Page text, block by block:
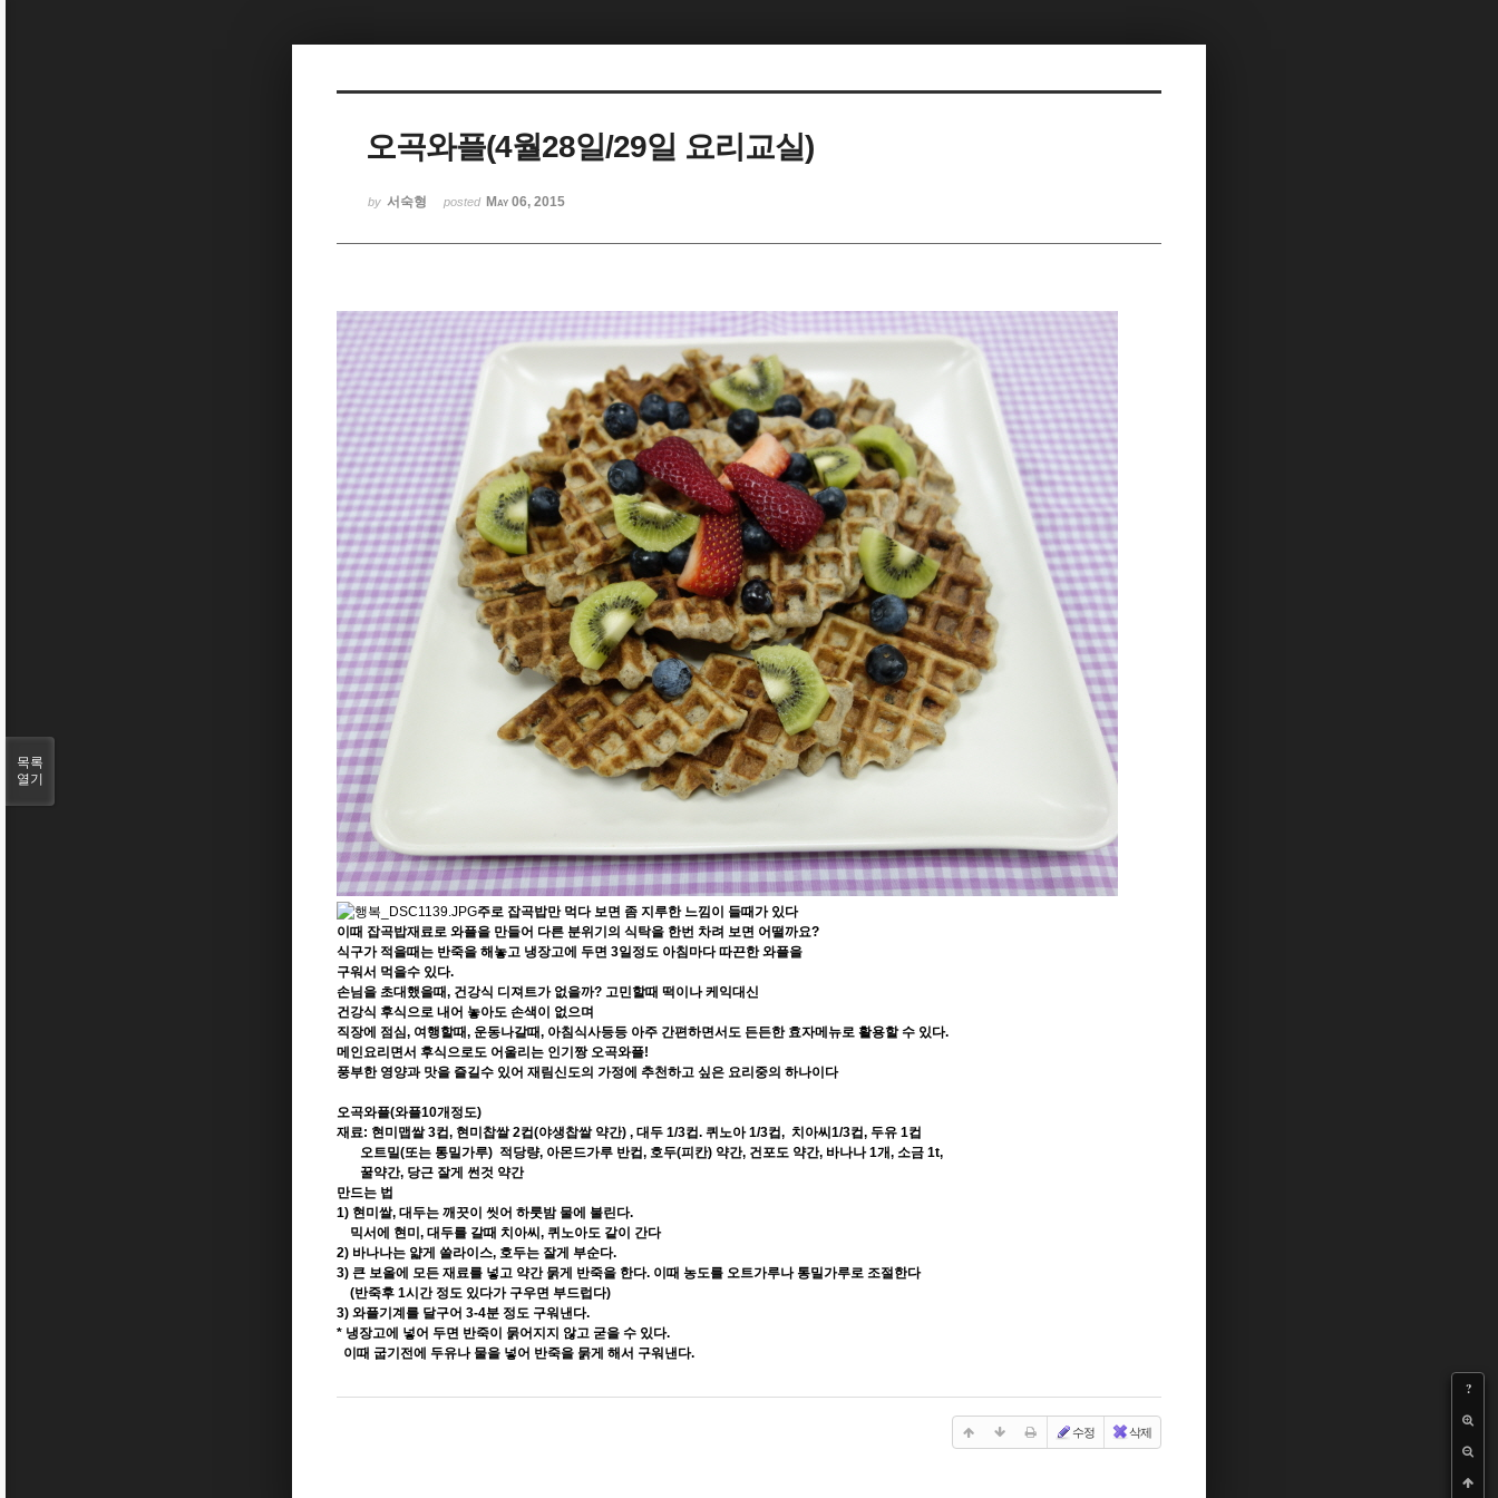
오곡와플(4월28일/29일 요리교실)
by 서숙형 posted May 06, 2015
?
주로 잡곡밥만 먹다 보면 좀 지루한 느낌이 들때가 있다
이때 잡곡밥재료로 와플을 만들어 다른 분위기의 식탁을 한번 차려 보면 어떨까요?
식구가 적을때는 반죽을 해놓고 냉장고에 두면 3일정도 아침마다 따끈한 와플을
구워서 먹을수 있다.
손님을 초대했을때, 건강식 디져트가 없을까? 고민할때 떡이나 케익대신
건강식 후식으로 내어 놓아도 손색이 없으며
직장에 점심, 여행할때, 운동나갈때, 아침식사등등 아주 간편하면서도 든든한 효자메뉴로 활용할 수 있다.
메인요리면서 후식으로도 어울리는 인기짱 오곡와플!
풍부한 영양과 맛을 즐길수 있어 재림신도의 가정에 추천하고 싶은 요리중의 하나이다
오곡와플(와플10개정도)
재료: 현미맵쌀 3컵, 현미찹쌀 2컵(야생찹쌀 약간) , 대두 1/3컵. 퀴노아 1/3컵, 치아씨1/3컵, 두유 1컵
오트밀(또는 통밀가루) 적당량, 아몬드가루 반컵, 호두(피칸) 약간, 건포도 약간, 바나나 1개, 소금 1t,
꿀약간, 당근 잘게 썬것 약간
만드는 법
1) 현미쌀, 대두는 깨끗이 씻어 하룻밤 물에 불린다.
믹서에 현미, 대두를 갈때 치아씨, 퀴노아도 같이 간다
2) 바나나는 얇게 쓸라이스, 호두는 잘게 부순다.
3) 큰 보올에 모든 재료를 넣고 약간 묽게 반죽을 한다. 이때 농도를 오트가루나 통밀가루로 조절한다
(반죽후 1시간 정도 있다가 구우면 부드럽다)
3) 와플기계를 달구어 3-4분 정도 구워낸다.
* 냉장고에 넣어 두면 반죽이 묽어지지 않고 굳을 수 있다.
이때 굽기전에 두유나 물을 넣어 반죽을 묽게 해서 구워낸다.
수정 삭제
목록
열기
Sketchbook5, 스케치북5
Sketchbook5, 스케치북5